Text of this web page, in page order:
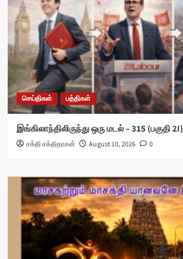
செய்திகள் பத்திகள்
இங்கிலாந்திலிருந்து ஒரு மடல் – 315 (பகுதி 2I)
சக்தி சக்திதாசன் August 10, 2026 0